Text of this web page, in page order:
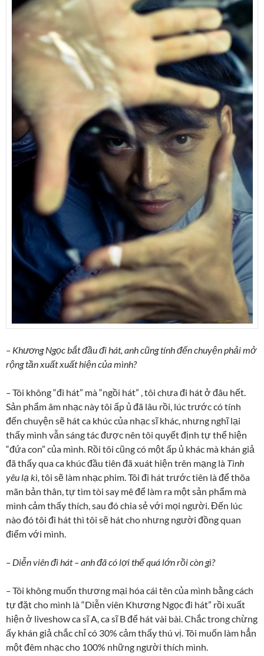
– Khương Ngọc bắt đầu đi hát, anh cũng tính đến chuyện phải mở
rộng tần xuất xuất hiện của mình?
–Tôi không “đi hát” mà “ngồi hát” , tôi chưa đi hát ở đâu hết.
Sản phẩm âm nhạc này tôi ấp ủ đã lâu rồi, lúc trước có tính
đến chuyện sẽ hát ca khúc của nhạc sĩ khác, nhưng nghĩ lại
thấy mình vẫn sáng tác được nên tôi quyết định tự thể hiện
“đứa con” của mình. Rồi tôi cũng có một ấp ủ khác mà khán giả
đã thấy qua ca khúc đầu tiên đã xuát hiện trên mạng là Tình
yêu lạ kì, tôi sẽ làm nhạc phim. Tôi đi hát trước tiên là để thõa
mãn bản thân, tự tìm tòi say mê để làm ra một sản phẩm mà
mình cảm thấy thích, sau đó chia sẻ với mọi người. Đến lúc
nào đó tôi đi hát thì tôi sẽ hát cho nhưng người đồng quan
điểm với mình.
– Diễn viên đi hát – anh đã có lợi thế quá lớn rồi còn gì?
–Tôi không muốn thương mại hóa cái tên của mình bằng cách
tự đặt cho mình là “Diễn viên Khương Ngọc đi hát” rồi xuất
hiện ở liveshow ca sĩ A, ca sĩ B để hát vài bài. Chắc trong chừng
ấy khán giả chắc chỉ có 30% cảm thấy thú vị. Tôi muốn làm hẳn
một đêm nhạc cho 100% những người thích mình.